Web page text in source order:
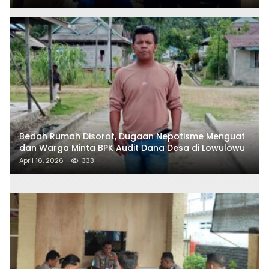
Bedah Rumah Disorot, Dugaan Nepotisme Menguat
dan Warga Minta BPK Audit Dana Desa di Lowulowu
April 16, 2026 333